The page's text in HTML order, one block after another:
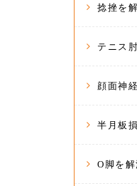
捻挫を
テニス
顔面神
半月板
O脚を解